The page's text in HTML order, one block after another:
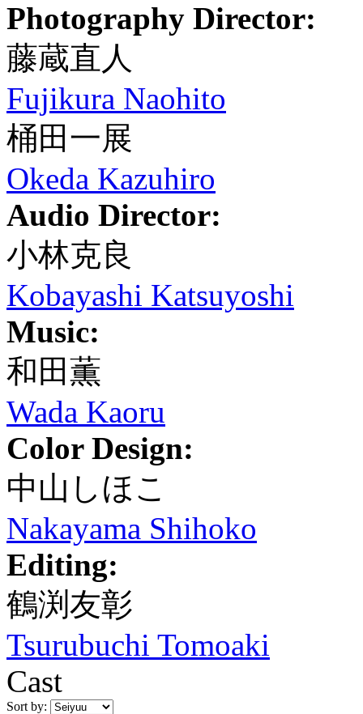
Photography Director:
藤蔵直人
Fujikura Naohito
桶田一展
Okeda Kazuhiro
Audio Director:
小林克良
Kobayashi Katsuyoshi
Music:
和田薫
Wada Kaoru
Color Design:
中山しほこ
Nakayama Shihoko
Editing:
鶴渕友彰
Tsurubuchi Tomoaki
Cast
Sort by: